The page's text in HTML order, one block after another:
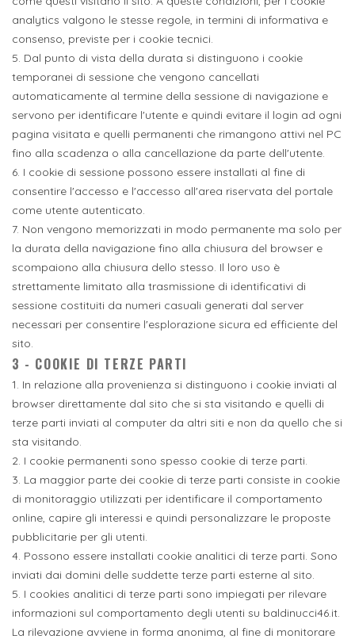
analytics valgono le stesse regole, in termini di informativa e
consenso, previste per i cookie tecnici.
5. Dal punto di vista della durata si distinguono i cookie
temporanei di sessione che vengono cancellati
automaticamente al termine della sessione di navigazione e
servono per identificare l'utente e quindi evitare il login ad ogni
pagina visitata e quelli permanenti che rimangono attivi nel PC
fino alla scadenza o alla cancellazione da parte dell'utente.
6. I cookie di sessione possono essere installati al fine di
consentire l'accesso e l'accesso all'area riservata del portale
come utente autenticato.
7. Non vengono memorizzati in modo permanente ma solo per
la durata della navigazione fino alla chiusura del browser e
scompaiono alla chiusura dello stesso. Il loro uso è
strettamente limitato alla trasmissione di identificativi di
sessione costituiti da numeri casuali generati dal server
necessari per consentire l'esplorazione sicura ed efficiente del
sito.
3 - COOKIE DI TERZE PARTI
1. In relazione alla provenienza si distinguono i cookie inviati al
browser direttamente dal sito che si sta visitando e quelli di
terze parti inviati al computer da altri siti e non da quello che si
sta visitando.
2. I cookie permanenti sono spesso cookie di terze parti.
3. La maggior parte dei cookie di terze parti consiste in cookie
di monitoraggio utilizzati per identificare il comportamento
online, capire gli interessi e quindi personalizzare le proposte
pubblicitarie per gli utenti.
4. Possono essere installati cookie analitici di terze parti. Sono
inviati dai domini delle suddette terze parti esterne al sito.
5. I cookies analitici di terze parti sono impiegati per rilevare
informazioni sul comportamento degli utenti su baldinucci46.it.
La rilevazione avviene in forma anonima, al fine di monitorare